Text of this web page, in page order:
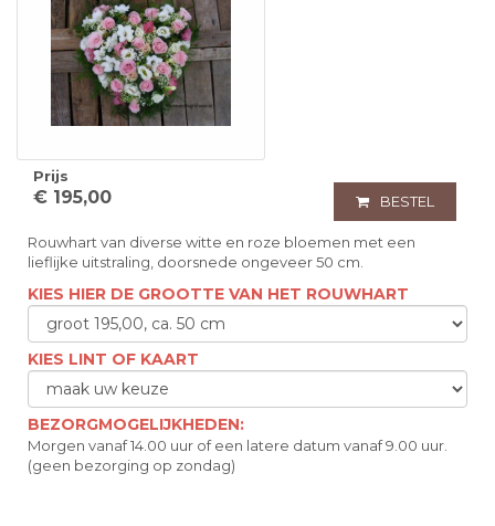
Prijs
€ 195,00 BESTEL
Rouwhart van diverse witte en roze bloemen met een
lieflijke uitstraling, doorsnede ongeveer 50 cm.
KIES HIER DE GROOTTE VAN HET ROUWHART
KIES LINT OF KAART
BEZORGMOGELIJKHEDEN:
Morgen vanaf 14.00 uur of een latere datum vanaf 9.00 uur.
(geen bezorging op zondag)